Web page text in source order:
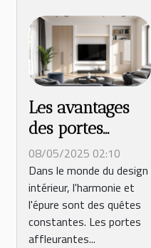
Les avantages
des portes
affleurantes
dans la
décoration
moderne
08/05/2025 02:10
Dans le monde du design
intérieur, l'harmonie et
l'épure sont des quêtes
constantes. Les portes
affleurantes...